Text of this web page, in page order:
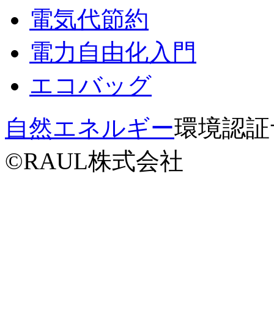
電気代節約
電力自由化入門
エコバッグ
自然エネルギー環境認
©RAUL株式会社